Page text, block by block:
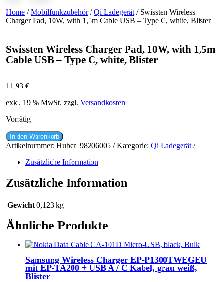
Home /Mobilfunkzubehör/Qi Ladegerät / Swissten Wireless
Charger Pad, 10W, with 1,5m Cable USB – Type C, white, Blister
Swissten Wireless Charger Pad, 10W, with 1,5m
Cable USB – Type C, white, Blister
11,93 €
exkl. 19 % MwSt. zzgl. Versandkosten
Vorrätig
Swissten
Wireless
Pad,
with
1,5m
USB
Type
C,
Blister
Menge
In den Warenkorb
Artikelnummer: Huber_98206005 Kategorie: Qi Ladegerät
Zusätzliche Information
Zusätzliche Information
Gewicht 0,123 kg
Ähnliche Produkte
Samsung Wireless Charger EP-P1300TWEGEU
mit EP-TA200 + USB A / C Kabel, grau weiß,
Blister